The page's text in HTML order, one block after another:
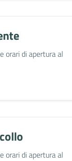
orari di apertura al
orari di apertura al